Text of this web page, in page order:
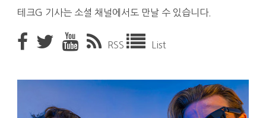
테크G 기사는 소셜 채널에서도 만날 수 있습니다.
RSS List